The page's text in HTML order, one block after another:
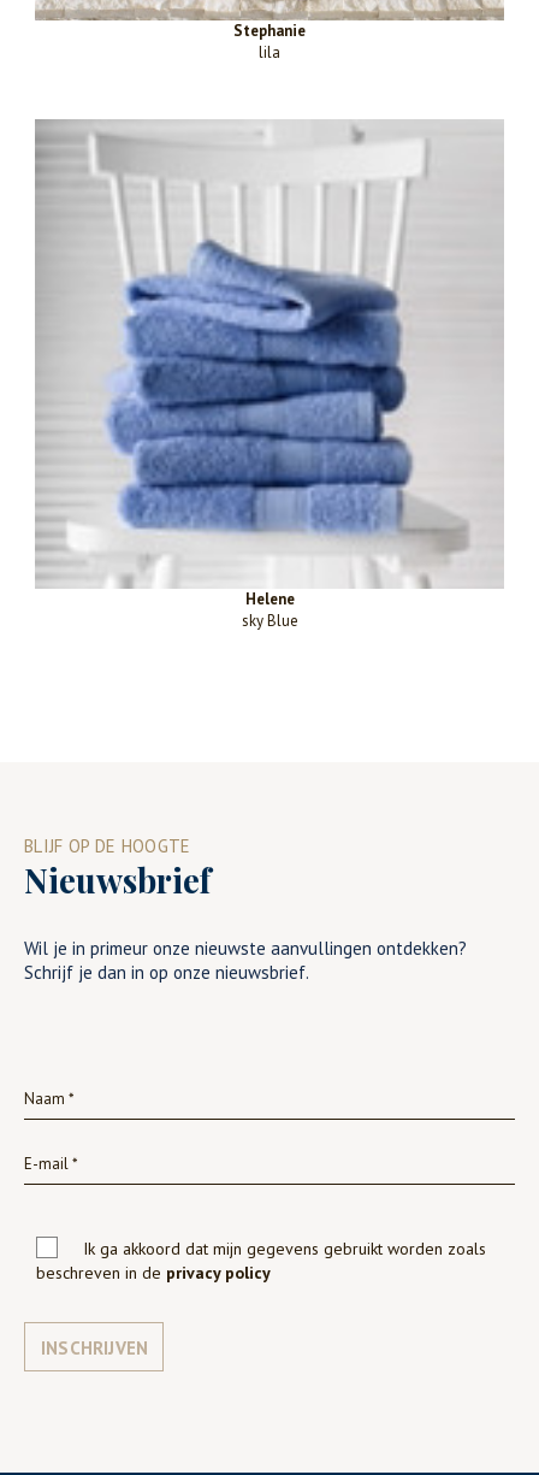
Stephanie
lila
Helene
sky Blue
BLIJF OP DE HOOGTE
Nieuwsbrief
Wil je in primeur onze nieuwste aanvullingen ontdekken?
Schrijf je dan in op onze nieuwsbrief.
Ik ga akkoord dat mijn gegevens gebruikt worden zoals
beschreven in de privacy policy
INSCHRIJVEN